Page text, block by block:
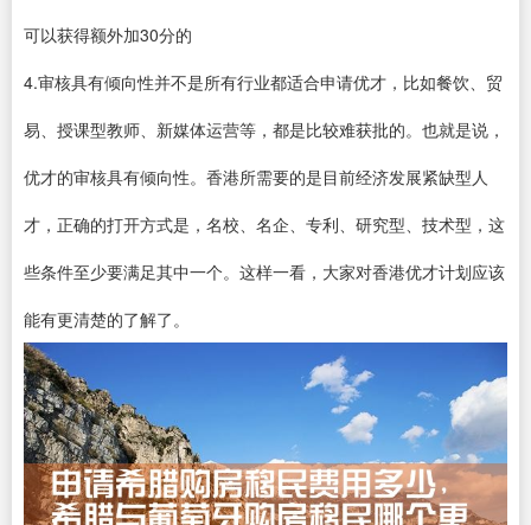
可以获得额外加30分的
4.审核具有倾向性并不是所有行业都适合申请优才，比如餐饮、贸
易、授课型教师、新媒体运营等，都是比较难获批的。也就是说，
优才的审核具有倾向性。香港所需要的是目前经济发展紧缺型人
才，正确的打开方式是，名校、名企、专利、研究型、技术型，这
些条件至少要满足其中一个。这样一看，大家对香港优才计划应该
能有更清楚的了解了。